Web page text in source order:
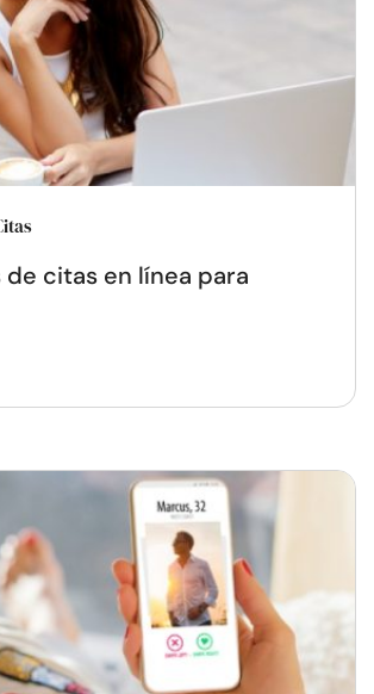
de citas en línea para